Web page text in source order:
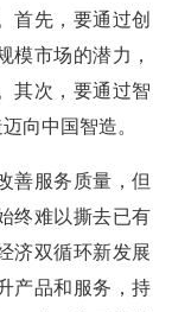
首先，要通过创
模市场的潜力，
其次，要通过智
向中国智造。
善服务质量，但
终难以撕去已有
济双循环新发展
产品和服务，持